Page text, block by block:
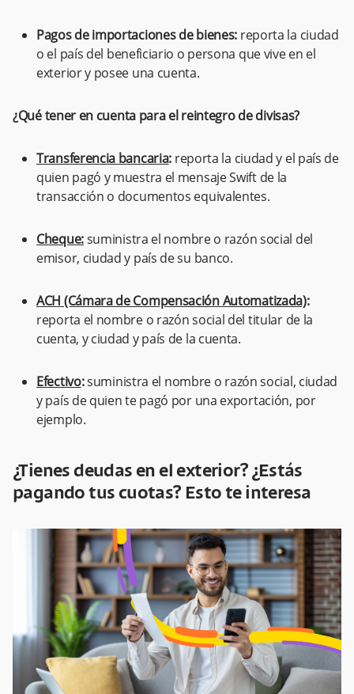
Pagos de importaciones de bienes: reporta la ciudad
o el país del beneficiario o persona que vive en el
exterior y posee una cuenta.
¿Qué tener en cuenta para el reintegro de divisas?
Transferencia bancaria: reporta la ciudad y el país de
quien pagó y muestra el mensaje Swift de la
transacción o documentos equivalentes.
Cheque:suministra el nombre o razón social del
emisor, ciudad y país de su banco.
ACH (Cámara de Compensación Automatizada):
reporta el nombre o razón social del titular de la
cuenta, y ciudad y país de la cuenta.
Efectivo:suministra el nombre o razón social, ciudad
y país de quien te pagó por una exportación, por
ejemplo.
¿Tienes deudas en el exterior? ¿Estás
pagando tus cuotas? Esto te interesa